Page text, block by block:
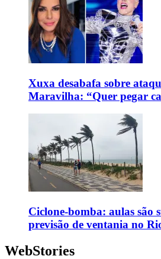
Xuxa desabafa sobre
Maravilha: “Quer pegar
Ciclone-bomba: aulas são
previsão de ventania no
WebStories